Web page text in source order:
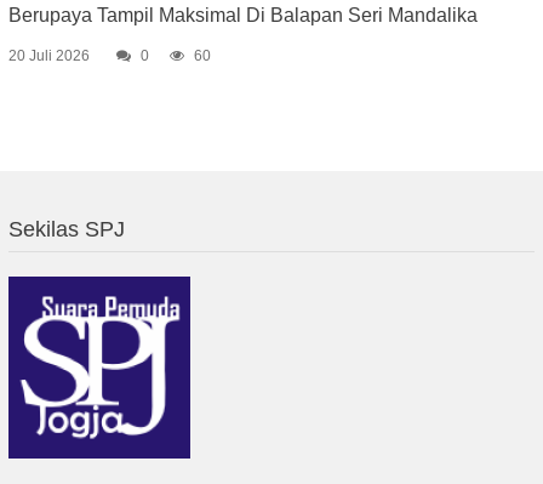
Berupaya Tampil Maksimal Di Balapan Seri Mandalika
20 Juli 2026 0 60
Sekilas SPJ